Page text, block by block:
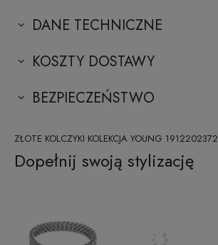
DANE TECHNICZNE
KOSZTY DOSTAWY
BEZPIECZEŃSTWO
ZŁOTE KOLCZYKI KOLEKCJA YOUNG 1912202372
Dopełnij swoją stylizację